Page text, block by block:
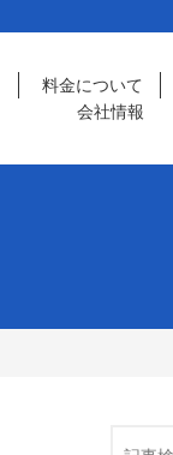
料金について
会社情報